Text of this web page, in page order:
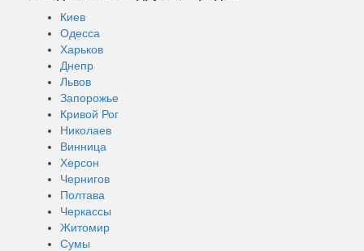
Киев
Одесса
Харьков
Днепр
Львов
Запорожье
Кривой Рог
Николаев
Винница
Херсон
Чернигов
Полтава
Черкассы
Житомир
Сумы